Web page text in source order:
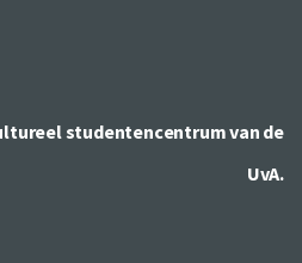
studentencentrum van de
UvA.